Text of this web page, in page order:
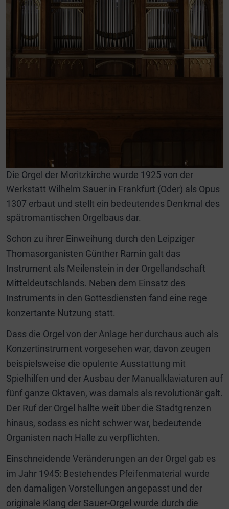
Die Orgel der Moritzkirche wurde 1925 von der
Werkstatt Wilhelm Sauer in Frankfurt (Oder) als Opus
1307 erbaut und stellt ein bedeutendes Denkmal des
spätromantischen Orgelbaus dar.
Schon zu ihrer Einweihung durch den Leipziger
Thomasorganisten Günther Ramin galt das
Instrument als Meilenstein in der Orgellandschaft
Mitteldeutschlands. Neben dem Einsatz des
Instruments in den Gottesdiensten fand eine rege
konzertante Nutzung statt.
Dass die Orgel von der Anlage her durchaus auch als
Konzertinstrument vorgesehen war, davon zeugen
beispielsweise die opulente Ausstattung mit
Spielhilfen und der Ausbau der Manualklaviaturen auf
fünf ganze Oktaven, was damals als revolutionär galt.
Der Ruf der Orgel hallte weit über die Stadtgrenzen
hinaus, sodass es nicht schwer war, bedeutende
Organisten nach Halle zu verpflichten.
Einschneidende Veränderungen an der Orgel gab es
im Jahr 1945: Bestehendes Pfeifenmaterial wurde
den damaligen Vorstellungen angepasst und der
originale Klang der Sauer-Orgel wurde durch die